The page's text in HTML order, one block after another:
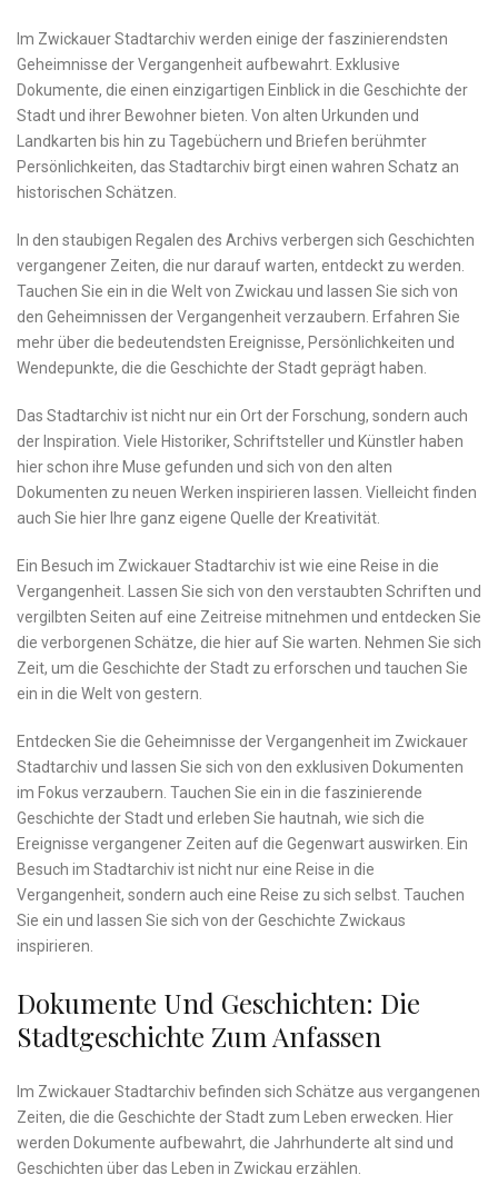
Im Zwickauer Stadtarchiv werden einige der faszinierendsten
Geheimnisse der Vergangenheit aufbewahrt. Exklusive
Dokumente, die einen⁣ einzigartigen Einblick in‌ die Geschichte⁤ der
Stadt und ihrer ​Bewohner bieten. Von alten Urkunden und⁤
Landkarten⁤ bis hin zu⁤ Tagebüchern und Briefen ‍berühmter‍
Persönlichkeiten, ⁣das Stadtarchiv birgt einen wahren ‍Schatz an
historischen Schätzen.
In den‍ staubigen ‌Regalen⁤ des Archivs verbergen sich Geschichten
vergangener‍ Zeiten, die nur‍ darauf warten, entdeckt‍ zu ⁢werden.⁢
Tauchen Sie ein in die Welt von Zwickau und⁤ lassen Sie sich⁣ von
‍den Geheimnissen der Vergangenheit verzaubern. Erfahren Sie
mehr ‌über die bedeutendsten Ereignisse, Persönlichkeiten und‍
Wendepunkte, ​die ⁣die ​Geschichte der Stadt geprägt haben.
Das ‌Stadtarchiv ist nicht nur ein ⁢Ort ​der Forschung, sondern auch
der⁢ Inspiration. Viele Historiker, ⁤Schriftsteller und Künstler haben
hier ⁤schon ihre Muse gefunden und ⁣sich von‍ den⁣ alten
Dokumenten zu ‌neuen ⁤Werken inspirieren lassen. Vielleicht finden
auch Sie hier Ihre ganz eigene Quelle der Kreativität.
Ein⁢ Besuch im Zwickauer Stadtarchiv ist wie eine ⁤Reise⁢ in die
⁣Vergangenheit. Lassen Sie​ sich von den verstaubten Schriften und
vergilbten Seiten ‍auf eine Zeitreise mitnehmen und entdecken⁤ Sie
die⁢ verborgenen Schätze,⁢ die ‌hier auf Sie warten. Nehmen Sie sich
Zeit, um ‌die Geschichte der⁤ Stadt zu erforschen und ⁢tauchen Sie
‌ein⁤ in die‌ Welt von​ gestern.
Entdecken⁢ Sie ‌die Geheimnisse der Vergangenheit im Zwickauer
Stadtarchiv‌ und lassen‍ Sie sich von‌ den‌ exklusiven‌ Dokumenten
im ‍Fokus verzaubern.​ Tauchen Sie ein⁤ in die⁤ faszinierende
Geschichte der Stadt und erleben Sie hautnah, wie ⁢sich die⁢
Ereignisse vergangener Zeiten auf die Gegenwart ⁣auswirken. Ein
Besuch im Stadtarchiv ist nicht nur ‍eine Reise in die
Vergangenheit,⁤ sondern auch‍ eine Reise zu​ sich selbst. Tauchen
Sie ein und ‍lassen Sie sich von der Geschichte Zwickaus
⁤inspirieren.
Dokumente Und Geschichten: Die
Stadtgeschichte Zum‍ Anfassen
Im Zwickauer ‍Stadtarchiv‌ befinden⁢ sich Schätze aus vergangenen
Zeiten, die die Geschichte‌ der Stadt zum Leben erwecken. Hier
werden Dokumente aufbewahrt, die Jahrhunderte alt‍ sind und
Geschichten⁣ über​ das Leben in Zwickau ‌erzählen. ⁣